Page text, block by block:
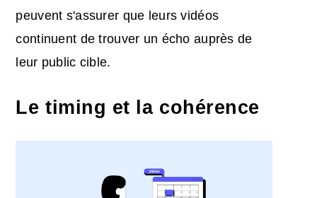
peuvent s'assurer que leurs vidéos
continuent de trouver un écho auprès de
leur public cible.
Le timing et la cohérence